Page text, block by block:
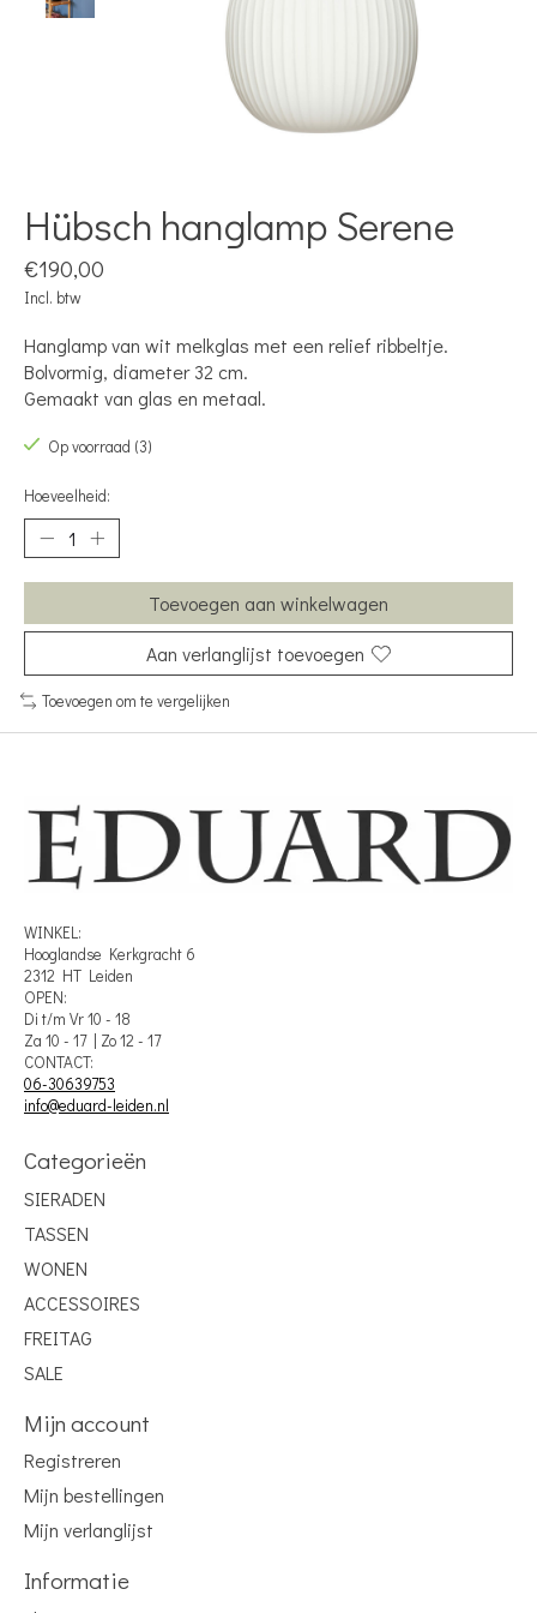
Hübsch hanglamp Serene
€190,00
Incl. btw
Hanglamp van wit melkglas met een relief ribbeltje.
Bolvormig, diameter 32 cm.
Gemaakt van glas en metaal.
Op voorraad (3)
Hoeveelheid:
Toevoegen aan winkelwagen
Aan verlanglijst toevoegen
Toevoegen om te vergelijken
WINKEL:
Hooglandse Kerkgracht 6
2312 HT Leiden
OPEN:
Di t/m Vr 10 - 18
Za 10 - 17 | Zo 12 - 17
CONTACT:
06-30639753
info@eduard-leiden.nl
Categorieën
SIERADEN
TASSEN
WONEN
ACCESSOIRES
FREITAG
SALE
Mijn account
Registreren
Mijn bestellingen
Mijn verlanglijst
Informatie